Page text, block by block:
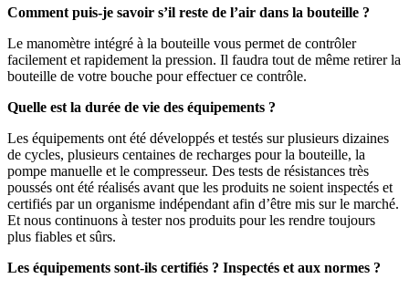
Comment puis-je savoir s’il reste de l’air dans la bouteille ?
Le manomètre intégré à la bouteille vous permet de contrôler
facilement et rapidement la pression. Il faudra tout de même retirer la
bouteille de votre bouche pour effectuer ce contrôle.
Quelle est la durée de vie des équipements ?
Les équipements ont été développés et testés sur plusieurs dizaines
de cycles, plusieurs centaines de recharges pour la bouteille, la
pompe manuelle et le compresseur. Des tests de résistances très
poussés ont été réalisés avant que les produits ne soient inspectés et
certifiés par un organisme indépendant afin d’être mis sur le marché.
Et nous continuons à tester nos produits pour les rendre toujours
plus fiables et sûrs.
Les équipements sont-ils certifiés ? Inspectés et aux normes ?